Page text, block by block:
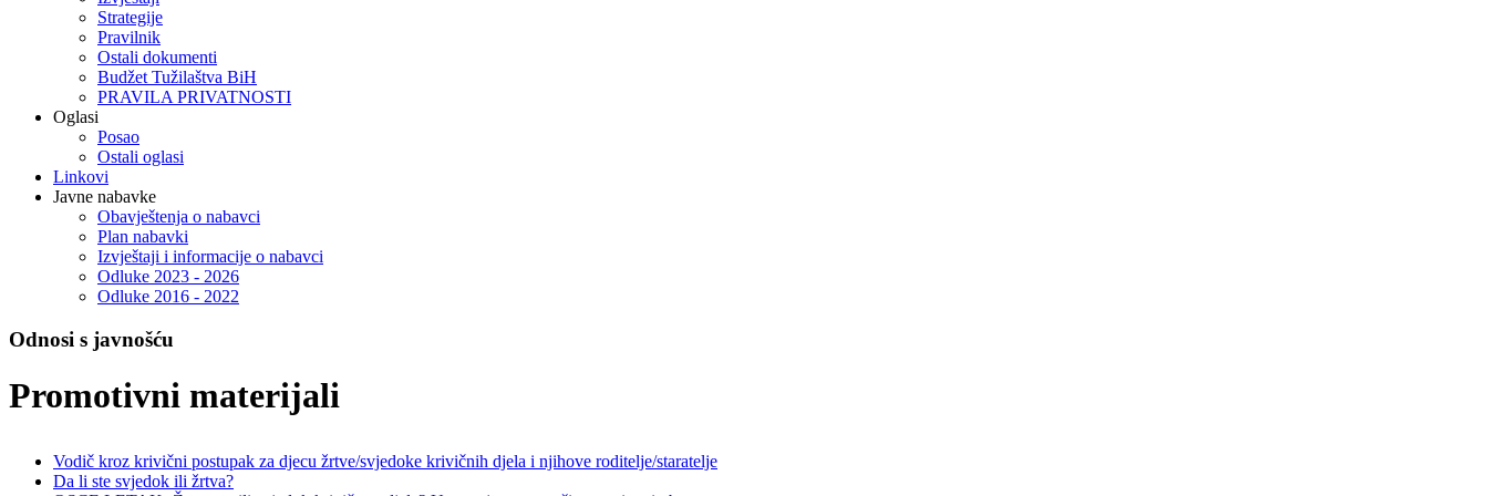
Strategije
Pravilnik
Ostali dokumenti
Budžet Tužilaštva BiH
PRAVILA PRIVATNOSTI
Oglasi
Posao
Ostali oglasi
Linkovi
Javne nabavke
Obavještenja o nabavci
Plan nabavki
Izvještaji i informacije o nabavci
Odluke 2023 - 2026
Odluke 2016 - 2022
Odnosi s javnošću
Promotivni materijali
Vodič kroz krivični postupak za djecu žrtve/svjedoke krivičnih djela i njihove roditelje/staratelje
Da li ste svjedok ili žrtva?